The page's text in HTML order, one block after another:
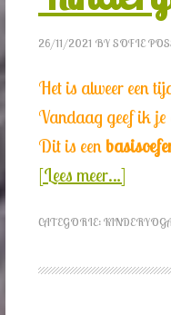
26/11/2021 BY SOFIE
Het is alweer een
Vandaag geef ik je
Dit is een
[Lees meer…]
CATEGORIE: